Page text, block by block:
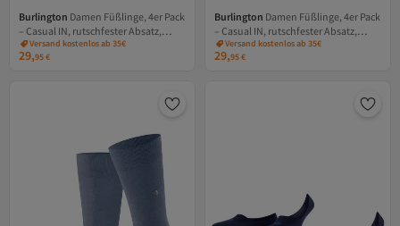
Burlington Damen Füßlinge, 4er Pack
– Casual IN, rutschfester Absatz,
einfarbig
Versand kostenlos ab 35€
29,95€
Burlington Damen Füßlinge, 4er Pack
– Casual IN, rutschfester Absatz,
einfarbig
Versand kostenlos ab 35€
29,95€